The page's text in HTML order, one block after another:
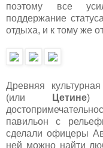
поэтому все
поддержание
отдыха, и к тому же
Древняя
(или
Цетине)
павильон с
сделали офицеры
ней можно найти